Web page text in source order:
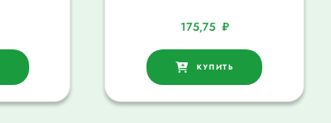
175,75 ₽
КУПИТЬ